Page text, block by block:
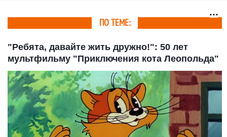
ПО ТЕМЕ:
"Ребята, давайте жить дружно!": 50 лет
мультфильму "Приключения кота Леопольда"